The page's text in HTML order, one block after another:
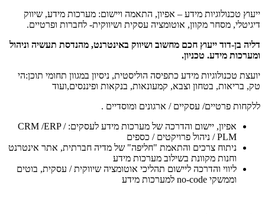
ייעוץ טכנולוגיות מידע – אפיון, התאמה ויישום: מערכות מידע, שיווק
דיגיטלי, מסחר מקוון, אוטומציה עסקית ושיווקית- לחברות ופרטיים.
דליה בן-דוד ייעוץ חכם מחשוב ושיווק באינטרנט, מהנדסת תעשיה וניהול
ומערכות מידע. טכניון.
יועצת טכנולוגיות מידע כתפיסה הוליסטית, ניסיון במגוון תחומי תוכן:הי
טק, בריאות, בטחון וצבא, קמעונאות, בנקאות ופיננסים,ועוד
ללקחות פרטיים/ עסקיים / ארגונים ומוסדיים .
אפיון, יישום והדרכה של מערכות מידע לעסקים: CRM /ERP /
PLM / ניהול פרויקטים / כספים
ניתוח צרכים והתאמת "חליפה" של מדיה חברתית, אתר אינטרנט
וחנות מקוונת בשילוב מערכות מידע
ליווי והדרכה ליישום תהליכי אוטומציה שיווקית / עסקית, בוטים
וממשקי no-code למערכות מידע